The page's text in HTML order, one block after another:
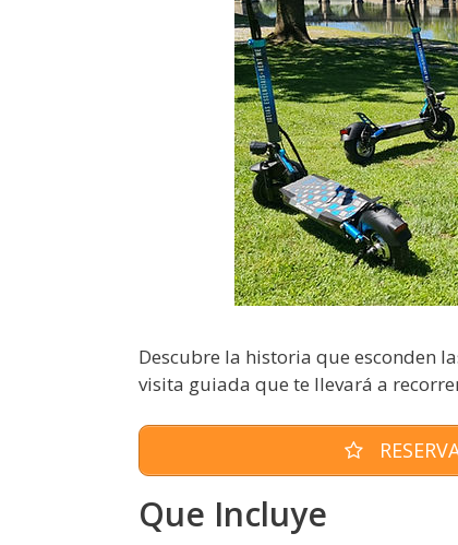
Descubre la historia que esconden
visita guiada que te llevará a
Que Incluye